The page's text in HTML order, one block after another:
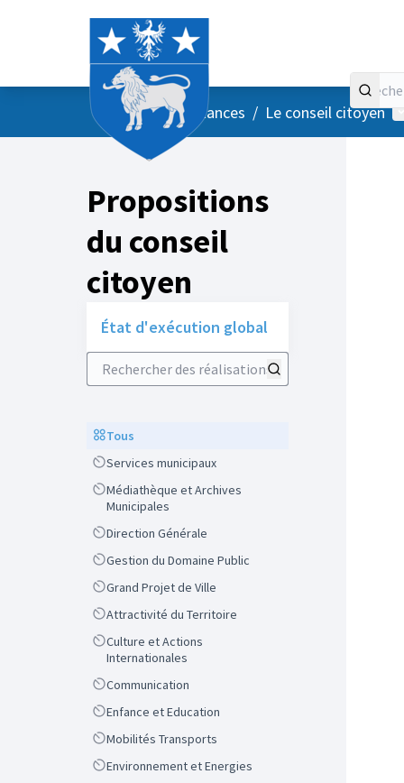
AccueilMenu principal
/ Vos instances / Le conseil citoyen
Propositions
du conseil
citoyen
État d'exécution global
Rechercher des réalisations
ScopeTous
ScopeServices municipaux
Scope
Médiathèque et Archives
Municipales
ScopeDirection Générale
ScopeGestion du Domaine Public
ScopeGrand Projet de Ville
ScopeAttractivité du Territoire
Scope
Culture et Actions
Internationales
ScopeCommunication
ScopeEnfance et Education
ScopeMobilités Transports
ScopeEnvironnement et Energies